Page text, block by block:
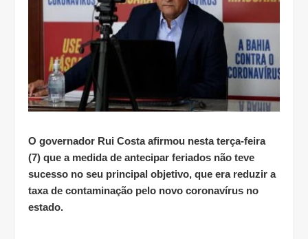
O governador Rui Costa afirmou nesta terça-feira
(7) que a medida de antecipar feriados não teve
sucesso no seu principal objetivo, que era reduzir a
taxa de contaminação pelo novo coronavírus no
estado.